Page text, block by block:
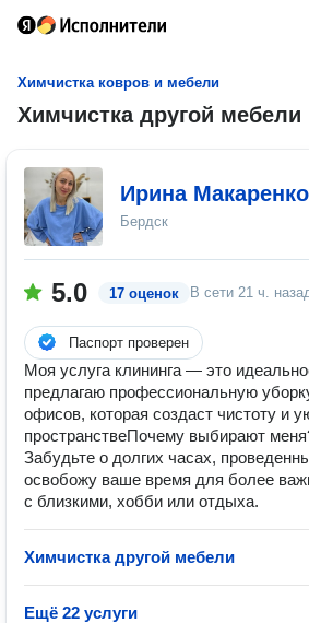
Химчистка ковров и мебели
Химчистка другой мебели
Ирина Макаренко
Бердск
5.0 17 оценок В сети 21 ч.
Паспорт проверен
Моя услуга клининга — это
предлагаю профессиональную
офисов, которая создаст чистоту и
пространстве ​ Почему выбирают
Забудьте о долгих часах,
освобожу ваше время для более
с близкими, хобби или отдыха.
Химчистка другой мебели
Ещё 22 услуги